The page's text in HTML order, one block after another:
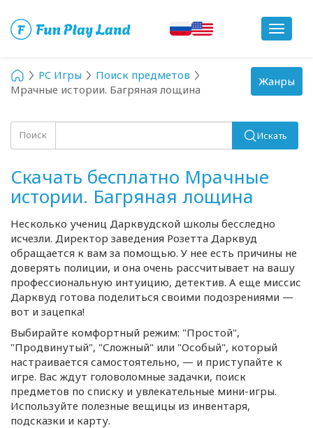
Toggle
PC Игры
Поиск предметов
Мрачные истории. Багряная лощина
Поиск Искать
Скачать бесплатно Мрачные
истории. Багряная лощина
Несколько учениц Дарквудской школы бесследно
исчезли. Директор заведения Розетта Дарквуд
обращается к вам за помощью. У нее есть причины не
доверять полиции, и она очень рассчитывает на вашу
профессиональную интуицию, детектив. А еще миссис
Дарквуд готова поделиться своими подозрениями —
вот и зацепка!
Выбирайте комфортный режим: "Простой",
"Продвинутый", "Сложный" или "Особый", который
настраивается самостоятельно, — и приступайте к
игре. Вас ждут головоломные задачки, поиск
предметов по списку и увлекательные мини-игры.
Используйте полезные вещицы из инвентаря,
подсказки и карту.
Toggle
navigation
Жанры